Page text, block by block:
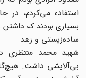
استفاده می‌کردم، در
بسیاری بودند که داشتن
ساده‌زیستی و زهد
شهید محمد منتظری
بی‌آلایشی داشت.